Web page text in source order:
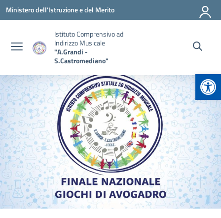
Vai ai contenuti
Vai al menu di navigazione
Vai al footer
Ministero dell'Istruzione e del Merito
Istituto Comprensivo ad
Indirizzo Musicale
"A.Grandi -
S.Castromediano"